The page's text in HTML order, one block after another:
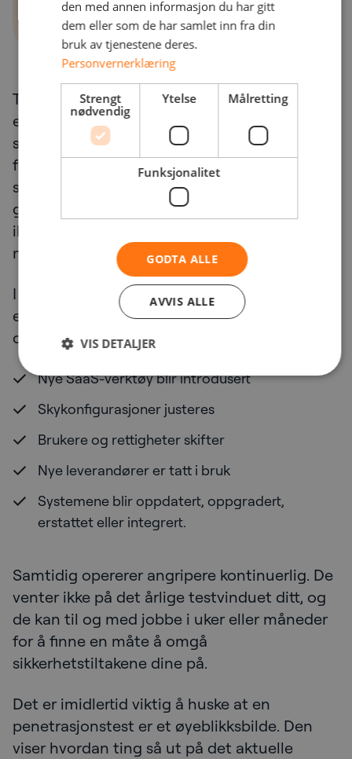
Tradisjonell penetrasjonstesting utføres ofte
en gang i året. Noen ganger enda
sjeldnere. Denne tilnærmingen er
forståelig, siden det er
slik penetrasjonstesting historisk sett har blitt
gjennomført. Men det passer
ikke nødvendigvis med hvordan moderne IT-
miljøer utvikler seg.
I dag er de fleste virksomheter i stadig
endring. Endringer kan være små eller store,
og kan for eksempel være:
Nye SaaS-verktøy blir introdusert
Skykonfigurasjoner justeres
Brukere og rettigheter skifter
Nye leverandører er tatt i bruk
Systemene blir oppdatert, oppgradert,
erstattet eller integrert.
Samtidig opererer angripere kontinuerlig. De
venter ikke på det årlige testvinduet ditt, og
de kan til og med jobbe i uker eller måneder
for å finne en måte å omgå
sikkerhetstiltakene dine på.
Det er imidlertid viktig å huske at en
penetrasjonstest er et øyeblikksbilde. Den
viser hvordan ting så ut på det aktuelle
den med annen informasjon du har gitt
dem eller som de har samlet inn fra din
bruk av tjenestene deres.
Personvernerklæring
Strengt
nødvendig
Ytelse Målretting
Funksjonalitet
GODTA ALLE
AVVIS ALLE
VIS DETALJER